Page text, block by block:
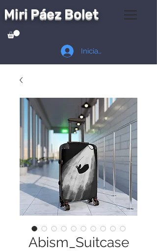
Miri Páez Bolet
Iniciar sesión
Abism_Suitcase